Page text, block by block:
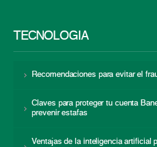
TECNOLOGÍA
Recomendaciones para evitar el
Claves para proteger tu cuenta
prevenir estafas
Ventajas de la inteligencia artificial